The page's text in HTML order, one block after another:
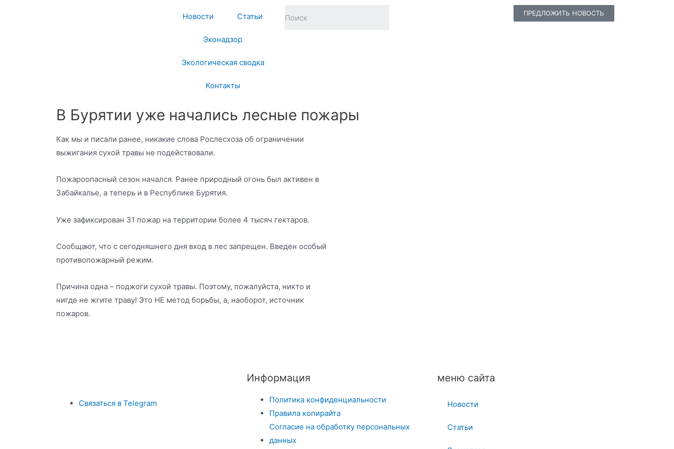
Новости Статьи
Эконадзор
Экологическая сводка
Контакты
ПРЕДЛОЖИТЬ НОВОСТЬ
В Бурятии уже начались лесные пожары
Как мы и писали ранее, никакие слова Рослесхоза об ограничении
выжигания сухой травы не подействовали.
Пожароопасный сезон начался. Ранее природный огонь был активен в
Забайкалье, а теперь и в Республике Бурятия.
Уже зафиксирован 31 пожар на территории более 4 тысяч гектаров.
Сообщают, что с сегодняшнего дня вход в лес запрещен. Введен особый
противопожарный режим.
Причина одна – поджоги сухой травы. Поэтому, пожалуйста, никто и
нигде не жгите траву! Это НЕ метод борьбы, а, наоборот, источник
пожаров.
Связаться в Telegram
Информация
Политика конфиденциальности
Правила копирайта
Согласие на обработку персональных
данных
меню сайта
Новости
Статьи